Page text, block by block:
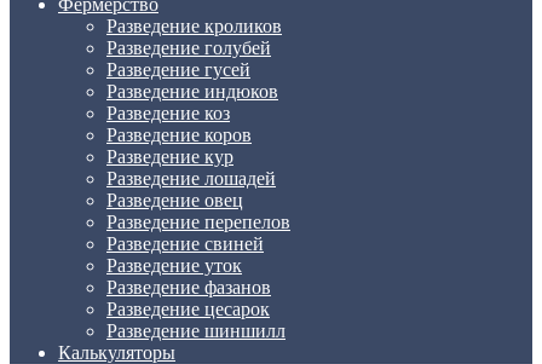
Фермерство
Разведение кроликов
Разведение голубей
Разведение гусей
Разведение индюков
Разведение коз
Разведение коров
Разведение кур
Разведение лошадей
Разведение овец
Разведение перепелов
Разведение свиней
Разведение уток
Разведение фазанов
Разведение цесарок
Разведение шиншилл
Калькуляторы